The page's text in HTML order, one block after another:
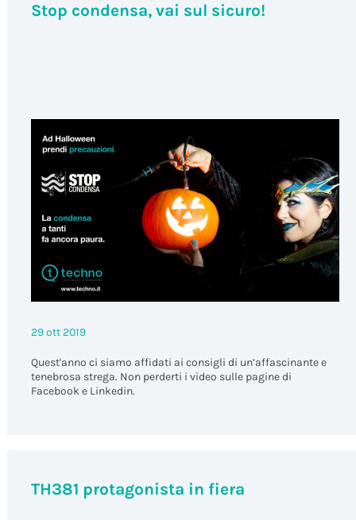
Stop condensa, vai sul sicuro!
29 ott 2019
Quest'anno ci siamo affidati ai consigli di un’affascinante e
tenebrosa strega. Non perderti i video sulle pagine di
Facebook e Linkedin.
TH381 protagonista in fiera